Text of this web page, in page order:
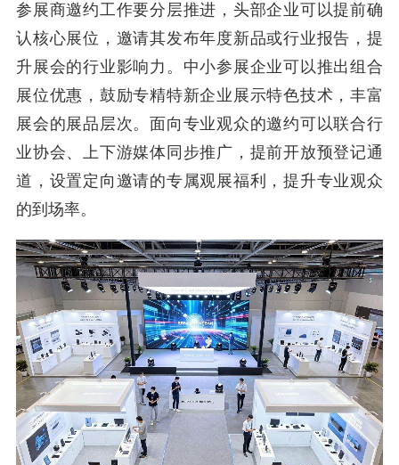
参展商邀约工作要分层推进，头部企业可以提前确
认核心展位，邀请其发布年度新品或行业报告，提
升展会的行业影响力。中小参展企业可以推出组合
展位优惠，鼓励专精特新企业展示特色技术，丰富
展会的展品层次。面向专业观众的邀约可以联合行
业协会、上下游媒体同步推广，提前开放预登记通
道，设置定向邀请的专属观展福利，提升专业观众
的到场率。